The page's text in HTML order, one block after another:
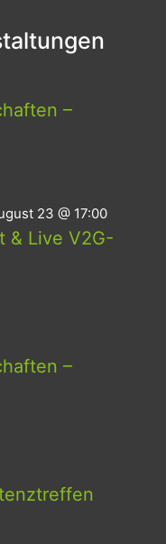
–
23 @ 17:00
& Live V2G-
–